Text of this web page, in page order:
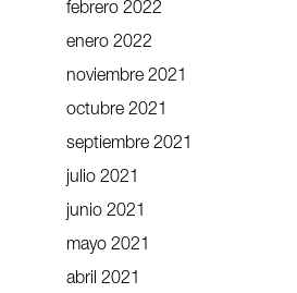
febrero 2022
enero 2022
noviembre 2021
octubre 2021
septiembre 2021
julio 2021
junio 2021
mayo 2021
abril 2021